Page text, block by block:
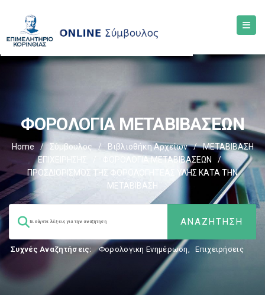
ΦΟΡΟΛΟΓΙΑ ΜΕΤΑΒΙΒΑΣΕΩΝ
Home / Σύμβουλος / Βιβλιοθήκη Αρχείων /
ΜΕΤΑΒΙΒΑΣΗ
ΕΠΙΧΕIΡΗΣΗΣ
ΦΟΡΟΛΟΓΙΑ ΜΕΤΑΒΙΒΑΣΕΩΝ
/
ΠΡΟΣΔΙΟΡΙΣΜΟΣ ΤΗΣ ΦΟΡΟΛΟΓΗΤΕΑΣ ΥΛΗΣ ΚΑΤΑ ΤΗΝ
ΜΕΤΑΒΙΒΑΣΗ
Συχνές Αναζητήσεις: Φορολογικη Ενημέρωση, Επιχειρήσεις